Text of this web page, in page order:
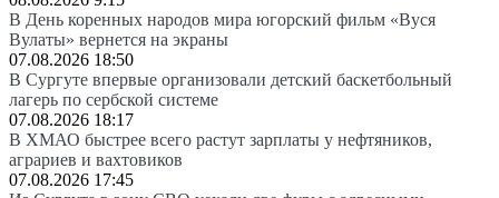
В День коренных народов мира югорский фильм «Вуся
Вулаты» вернется на экраны
07.08.2026 18:50
В Сургуте впервые организовали детский баскетбольный
лагерь по сербской системе
07.08.2026 18:17
В ХМАО быстрее всего растут зарплаты у нефтяников,
аграриев и вахтовиков
07.08.2026 17:45